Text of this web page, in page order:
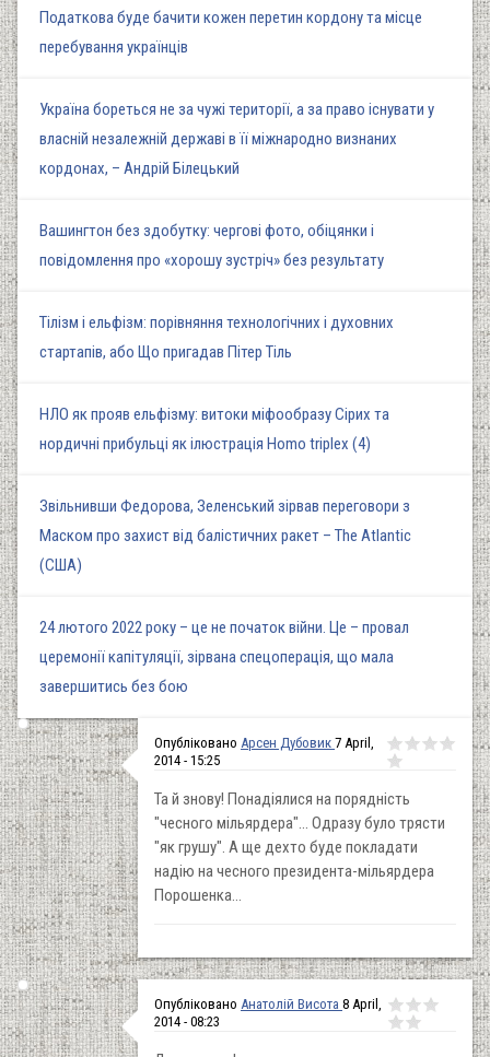
Податкова буде бачити кожен перетин кордону та місце
перебування українців
Україна бореться не за чужі території, а за право існувати у
власній незалежній державі в її міжнародно визнаних
кордонах, – Андрій Білецький
Вашингтон без здобутку: чергові фото, обіцянки і
повідомлення про «хорошу зустріч» без результату
Тілізм і ельфізм: порівняння технологічних і духовних
стартапів, або Що пригадав Пітер Тіль
НЛО як прояв ельфізму: витоки міфообразу Сірих та
нордичні прибульці як ілюстрація Homo triplex (4)
Звільнивши Федорова, Зеленський зірвав переговори з
Маском про захист від балістичних ракет – The Atlantic
(США)
24 лютого 2022 року – це не початок війни. Це – провал
церемонії капітуляції, зірвана спецоперація, що мала
завершитись без бою
Опубліковано Арсен Дубовик 7 April,
2014 - 15:25
Та й знову! Понадіялися на порядність
"чесного мільярдера"... Одразу було трясти
"як грушу". А ще дехто буде покладати
надію на чесного президента-мільярдера
Порошенка...
Опубліковано Анатолій Висота 8 April,
2014 - 08:23